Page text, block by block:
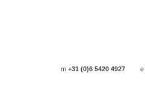
m+31 (0)6 5420 4927 e